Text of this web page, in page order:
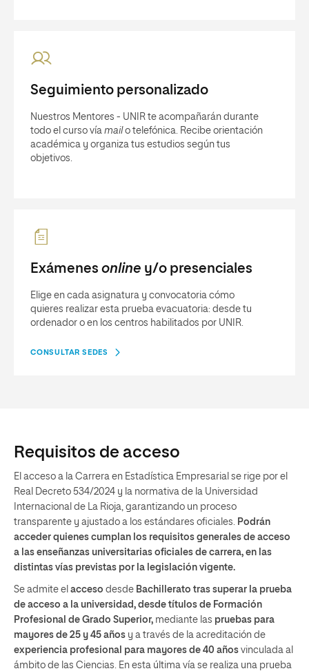
Seguimiento personalizado
Nuestros Mentores - UNIR te acompañarán durante
todo el curso vía mailo telefónica. Recibe orientación
académica y organiza tus estudios según tus
objetivos.
Exámenes online y/o presenciales
Elige en cada asignatura y convocatoria cómo
quieres realizar esta prueba evacuatoria: desde tu
ordenador o en los centros habilitados por UNIR.
CONSULTAR SEDES
Requisitos de acceso
El acceso a la Carrera en Estadística Empresarial se rige por el
Real Decreto 534/2024 y la normativa de la Universidad
Internacional de La Rioja, garantizando un proceso
transparente y ajustado a los estándares oficiales.
Podrán
acceder quienes cumplan los requisitos generales de acceso
a las enseñanzas universitarias oficiales de carrera, en las
distintas vías previstas por la legislación vigente.
Se admite el acceso desde Bachillerato tras superar la prueba
de acceso a la universidad, desde títulos de Formación
Profesional de Grado Superior, mediante las pruebas para
mayores de 25 y 45 años y a través de la acreditación de
experiencia profesional para mayores de 40 años vinculada al
ámbito de las Ciencias. En esta última vía se realiza una prueba